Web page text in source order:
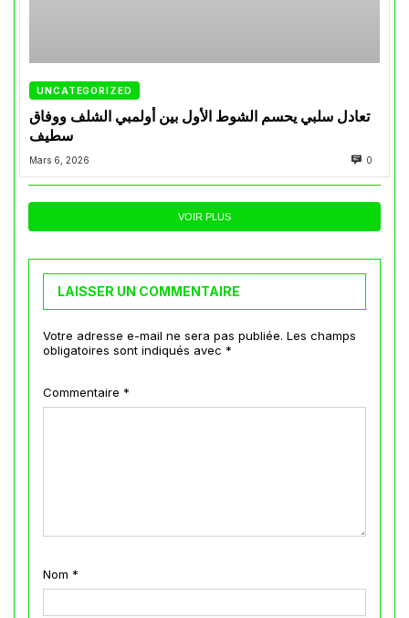
UNCATEGORIZED
تعادل سلبي يحسم الشوط الأول بين أولمبي الشلف ووفاق
سطيف
Mars 6, 2026 0
VOIR PLUS
LAISSER UN COMMENTAIRE
Votre adresse e-mail ne sera pas publiée. Les champs
obligatoires sont indiqués avec *
Commentaire *
Nom *